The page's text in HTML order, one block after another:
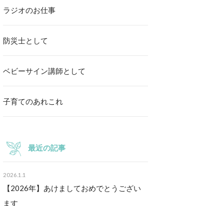
ラジオのお仕事
防災士として
ベビーサイン講師として
子育てのあれこれ
最近の記事
2026.1.1
【2026年】あけましておめでとうござい
ます